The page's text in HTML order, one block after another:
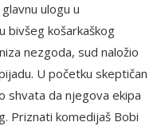
ulogu u
bivšeg košarkaškog
nezgoda, sud naložio
U početku skeptičan
shvata da njegova ekipa
Priznati komedijaš Bobi